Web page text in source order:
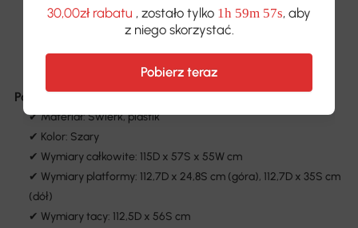
✔ Stabilna konstrukcja z drewna i świerku
✔ Łatwa do czyszczenia półka
✔ Wymagana prosta montaż
Parametry:
✔ Materiał: Świerk, plastik
✔ Kolor: Szary
✔ Wymiary całkowite: 115D x 57S x 55W cm
✔ Wymiary platformy: 112,7D x 24,8S cm (góra), 112,7D x 35S cm
(dół)
✔ Wymiary tacy: 112,5D x 56S cm
30,00zł rabatu , zostało tylko 1h 59m 57s, aby
z niego skorzystać.
Pobierz teraz